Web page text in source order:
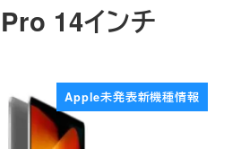
14インチ
Apple未発表新機種情報